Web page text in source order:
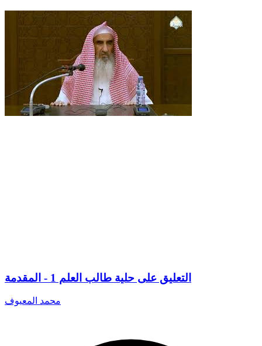
التعليق على حلية طالب العلم 1 - المقدمة
محمد المعيوف